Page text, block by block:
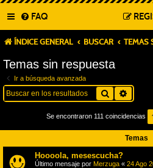
FAQ
ÍNDICE GENERAL BUSCAR TEMAS
Temas sin respuesta
Ir a búsqueda avanzada
Buscar
Se encontraron 111 coincidencias
Temas
Hoooola, mesescucha?
Último mensaje por Merzuga « 24 Ago